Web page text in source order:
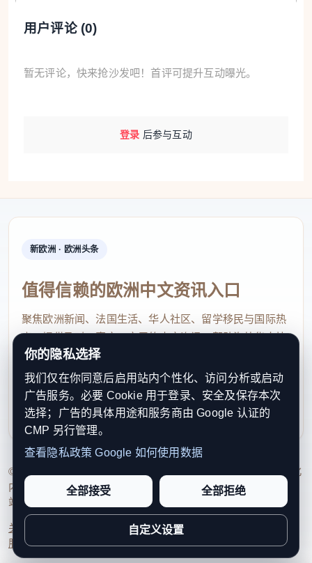
谣言和不实信息传播。
安达卢西亚自治区主席莫雷诺表示，这是一场“规
出，事故发生在直线路段，涉事列车较新，未发现超
阿达穆兹路段事故明显增多
西班牙铁路基础设施管理公司（Adif）通报称，
2025年阿达穆兹路段共记录到7起运行事故，其中6起
发生在5月之后，而此前交通部刚完成马德里—塞维
利亚高速铁路改造工程。该线路建成于1992年，是西
班牙最早投入运营的高速铁路之一，改造工程总投资
约7亿欧元。
最早的一起事故发生在4月，当时阿达穆兹与阿
尔科莱亚之间的接触网出现异常，正值基础设施更新
工程尚未完工之际。
用户评论 (0)
暂无评论，快来抢沙发吧！首评可提升互动曝光。
登录 后参与互动
新欧洲 · 欧洲头条
值得信赖的欧洲中文资讯入口
聚焦欧洲新闻、法国生活、华人社区、留学移民与国际热
点，提供及时、真实、实用的中文资讯，帮助海外华人快
速了解欧洲动态。
contact@xinouzhou.com
服务支持、版权与合作：工作日优先处理站务、投稿与权
利通知
© 2026 新欧洲·欧洲头条. All Rights Reserved. 本网站持续优化
内容透明度、联系方式与用户权利说明，以提升品牌信任感和
站点完整度。
关于我们 编辑规范日期归档隐私政策
服务条款联系我们
你的隐私选择
我们仅在你同意后启用站内个性化、访问分析或启动
广告服务。必要 Cookie 用于登录、安全及保存本次
选择；广告的具体用途和服务商由 Google 认证的
CMP 另行管理。
查看隐私政策 Google 如何使用数据
全部接受 全部拒绝
自定义设置